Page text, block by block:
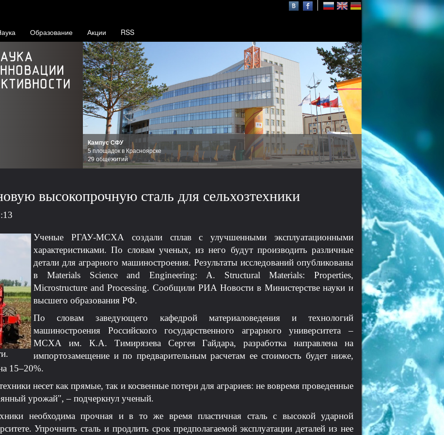
Образование Акции RSS
Кампус СФУ
5 площадок в Красноярске
29 общежитий
Осаму Шимомура
нобелевский лауреат,
почётный профессор СФУ
высокопрочную сталь для сельхозтехники
Ученые РГАУ-МСХА создали сплав с улучшенными эксплуатационными
характеристиками. По словам ученых, из него будут производить различные
детали для аграрного машиностроения. Результаты исследований опубликованы
в Materials Science and Engineering: A. Structural Materials: Properties,
Microstructure and Processing. Сообщили РИА Новости в Министерстве науки и
высшего образования РФ.
По словам заведующего кафедрой материаловедения и технологий
машиностроения Российского государственного аграрного университета –
МСХА им. К.А. Тимирязева Сергея Гайдара, разработка направлена на
импортозамещение и по предварительным расчетам ее стоимость будет ниже,
15–20%.
несет как прямые, так и косвенные потери для аграриев: не вовремя проведенные
урожай", – подчеркнул ученый.
необходима прочная и в то же время пластичная сталь с высокой ударной
Упрочнить сталь и продлить срок предполагаемой эксплуатации деталей из нее